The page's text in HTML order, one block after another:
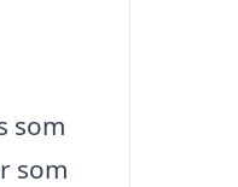
som
som